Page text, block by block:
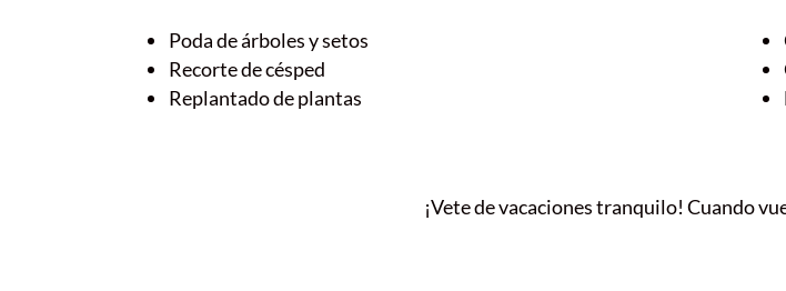
Poda de árboles y setos
Recorte de césped
Replantado de plantas
¡Vete de vacaciones tranquilo! Cuando